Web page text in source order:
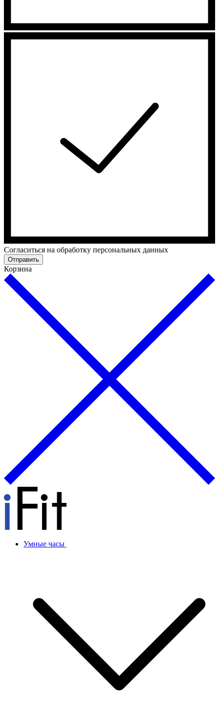
Cогласиться на обработку персональных данных
Отправить
Корзина
Умные часы